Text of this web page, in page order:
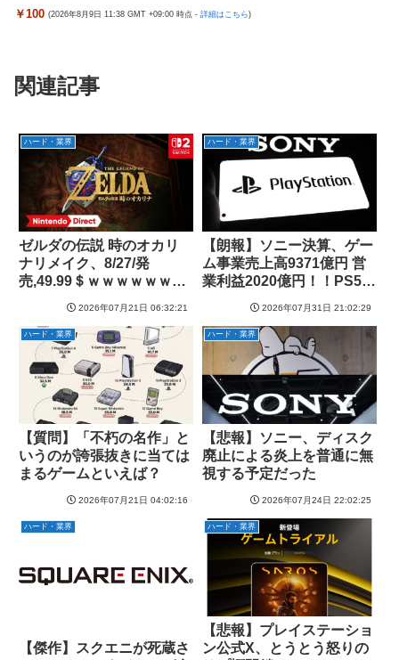
￥100 (2026年8月9日 11:38 GMT +09:00 時点 - 詳細はこちら)
関連記事
ハード・業界
ゼルダの伝説 時のオカリ
ナリメイク、8/27/発
売,49.99＄ｗｗｗｗｗｗｗ
2026年07月21日 06:32:21
ハード・業界
【朗報】ソニー決算、ゲー
ム事業売上高9371億円 営
業利益2020億円！！PS5本
2026年07月31日 21:02:29
ハード・業界
【質問】「不朽の名作」と
いうのが誇張抜きに当ては
まるゲームといえば？
2026年07月21日 04:02:16
ハード・業界
【悲報】ソニー、ディスク
廃止による炎上を普通に無
視する予定だった
2026年07月24日 22:02:25
ハード・業界
【傑作】スクエニが死蔵さ
ハード・業界
【悲報】プレイステーショ
ン公式X、とうとう怒りの